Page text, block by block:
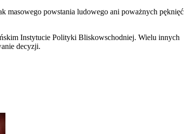
masowego powstania ludowego ani poważnych pęknięć
Instytucie Polityki Bliskowschodniej. Wielu innych
decyzji.